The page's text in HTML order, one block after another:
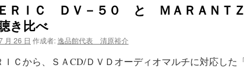
ＲＩＣ ＤＶ－５０ と ＭＡＲＡＮＴ
き比べ
月 26 日 作成者:逸品館代表 清原裕介
ＩＣから、ＳＡCD/ＤＶＤオーディオマルチに対応した